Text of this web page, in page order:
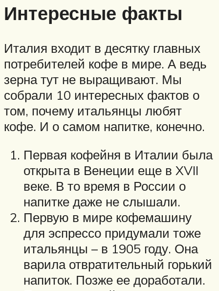
Интересные факты
Италия входит в десятку главных
потребителей кофе в мире. А ведь
зерна тут не выращивают. Мы
собрали 10 интересных фактов о
том, почему итальянцы любят
кофе. И о самом напитке, конечно.
Первая кофейня в Италии была
открыта в Венеции еще в XVII
веке. В то время в России о
напитке даже не слышали.
Первую в мире кофемашину
для эспрессо придумали тоже
итальянцы – в 1905 году. Она
варила отвратительный горький
напиток. Позже ее доработали.